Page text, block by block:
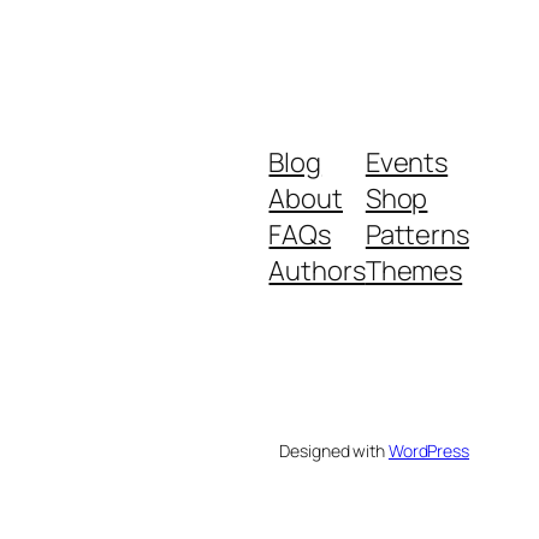
Blog
About
FAQs
Authors
Events
Shop
Patterns
Themes
Designed withWordPress